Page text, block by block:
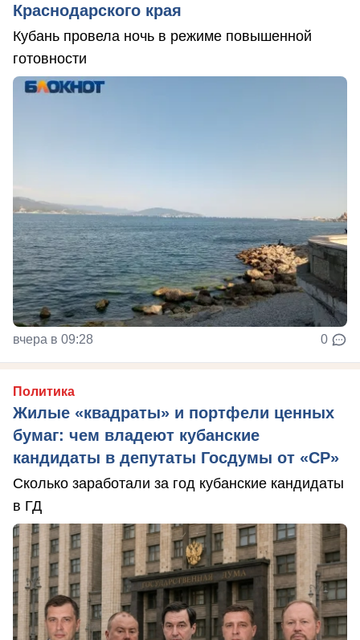
Краснодарского края
Кубань провела ночь в режиме повышенной
готовности
вчера в 09:28 0
Политика
Жилые «квадраты» и портфели ценных
бумаг: чем владеют кубанские
кандидаты в депутаты Госдумы от «СР»
Сколько заработали за год кубанские кандидаты
в ГД